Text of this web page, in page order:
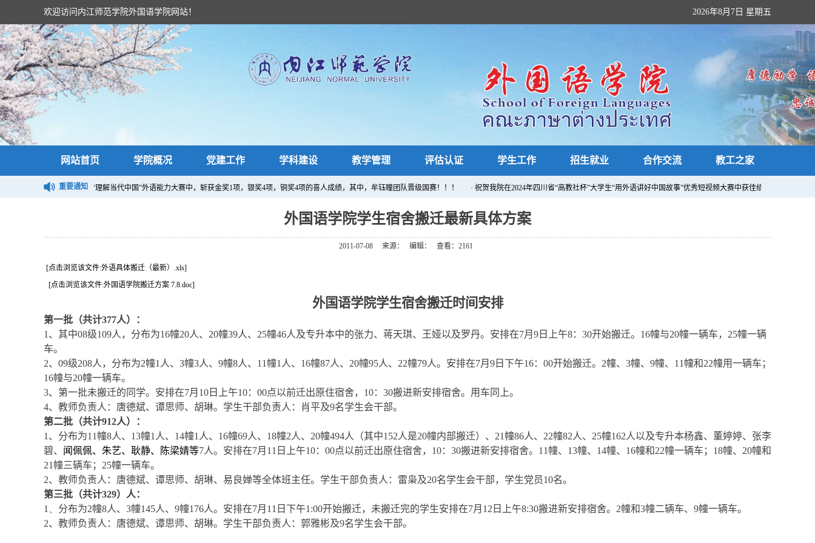
2026年8月7日 星期五
欢迎访问内江师范学院外国语学院网站！
网站首页 学院概况 党建工作 学科建设 教学管理 评估认证 学生工作 招生就业 合作交流 教工之家
重要通知
研社·国才杯”四川省大学生“理解当代中国”外语能力大赛中，斩获金奖1项，银奖4项，铜奖4项的喜人成绩，其中，牟钰瞳团队晋级国赛！！！ · ​祝贺我院在2024年四川省“高教社杯”大学生“用外语讲好中国故事”优秀短视频大赛中获佳绩，贺亚男指导
外国语学院学生宿舍搬迁最新具体方案
2011-07-08 来源： 编辑： 查看： 2161
[点击浏览该文件:外语具体搬迁（最新）.xls]
[点击浏览该文件:外国语学院搬迁方案 7.8.doc]
外国语学院学生宿舍搬迁时间安排
第一批（共计377人）：
1 、其中08级109人，分布为16幢20人、 20幢39人、 25幢46人及专升本中的张力、蒋天琪、王娅以及罗丹。安排在7月 9 日 上午8： 30开始搬迁。 16幢与20幢一辆车， 25幢一辆
车。
2、 09级208人，分布为2幢1 人、 3幢3人、 9幢8人、 11 幢1 人、 16幢87人、 20幢95人、 22幢79人。安排在7月 9 日 下午16： 00开始搬迁。 2幢、 3幢、 9幢、 11 幢和22幢用一辆车；
16幢与20幢一辆车。
3、第一批未搬迁的同学。安排在7月 10 日 上午10： 00点以前迁出原住宿舍， 10： 30搬进新安排宿舍。用车同上。
4、教师负责人：唐德斌、谭思师、胡琳。学生干部负责人：肖平及9名学生会干部。
第二批（共计912人）：
1 、分布为11 幢8人、 13幢1 人、 14幢1 人、 16幢69人、 18幢2人、 20幢494人（其中152人是20幢内部搬迁）、 21 幢86人、 22幢82人、 25幢162人以及专升本杨鑫、董婷婷、张李
碧、 闻佩佩、朱艺、耿静、陈梁婧等7人。安排在7月 11 日 上午10： 00点以前迁出原住宿舍， 10： 30搬进新安排宿舍。 11 幢、 13幢、 14幢、 16幢和22幢一辆车； 18幢、 20幢和
21 幢三辆车； 25幢一辆车。
2、教师负责人： 唐德斌、 谭思师、胡琳、 易良婵等全体班主任。学生干部负责人：雷枭及20名学生会干部，学生党员10名。
第三批（共计329）人：
1、 分布为2幢8人、 3幢145人、 9幢176人。安排在7月 11 日下午1:00开始搬迁，未搬迁完的学生安排在7月 12 日 上午8:30搬进新安排宿舍。 2幢和3幢二辆车、 9幢一辆车。
2、教师负责人： 唐德斌、 谭思师、胡琳。学生干部负责人：郭雅彬及9名学生会干部。